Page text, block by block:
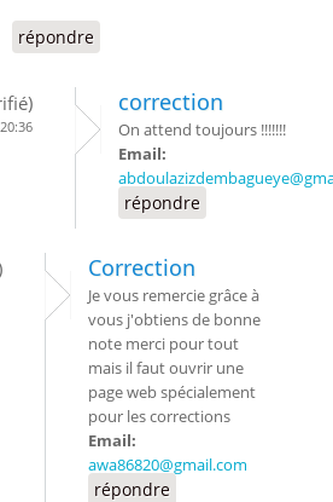
répondre
correction
On attend toujours !!!!!!!
Email:
répondre
Correction
Je vous remercie grâce à
vous j'obtiens de bonne
note merci pour tout
mais il faut ouvrir une
page web spécialement
pour les corrections
Email:
awa86820@gmail.com
répondre